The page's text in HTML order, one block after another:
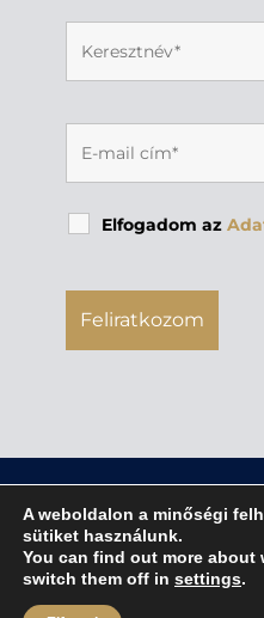
Elfogadom az
jognyilatkozat|
A weboldalon a minőségi
sütiket használunk.
You can find out more
switch them off in settings.